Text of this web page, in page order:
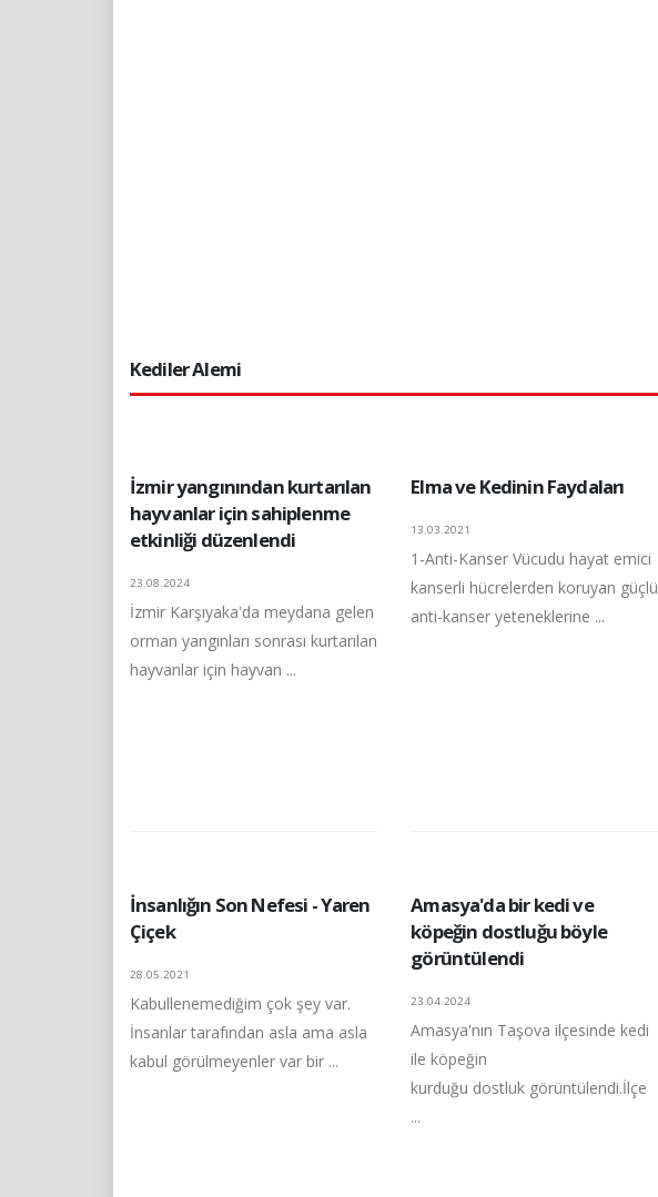
Kediler Alemi
İzmir yangınından kurtarılan
hayvanlar için sahiplenme
etkinliği düzenlendi
23.08.2024
İzmir Karşıyaka'da meydana gelen
orman yangınları sonrası kurtarılan
hayvanlar için hayvan ...
Elma ve Kedinin Faydaları
13.03.2021
1-Anti-Kanser Vücudu hayat emici
kanserli hücrelerden koruyan güçlü
anti-kanser yeteneklerine ...
İnsanlığın Son Nefesi - Yaren
Çiçek
28.05.2021
Kabullenemediğim çok şey var.
İnsanlar tarafından asla ama asla
kabul görülmeyenler var bir ...
Amasya'da bir kedi ve
köpeğin dostluğu böyle
görüntülendi
23.04.2024
Amasya'nın Taşova ilçesinde kedi
ile köpeğin
kurduğu dostluk görüntülendi.İlçe
...